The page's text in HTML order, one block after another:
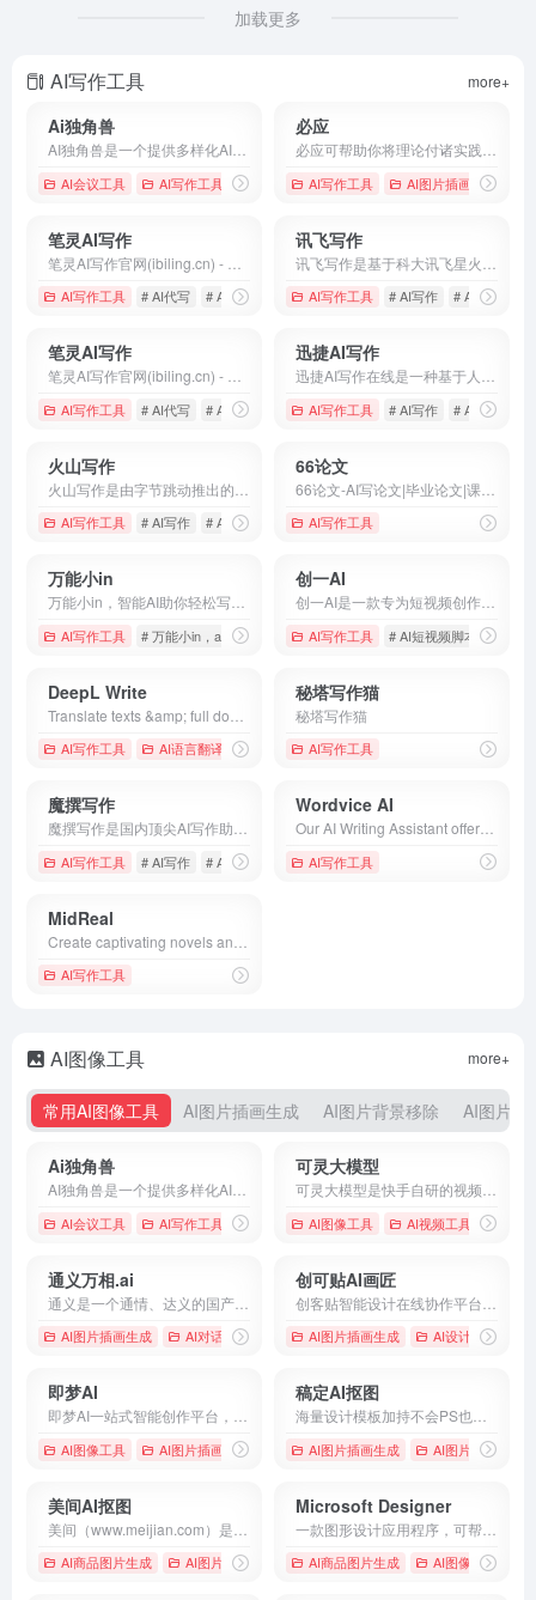
加载更多
AI写作工具 more+
Ai独角兽
AI会议工具 AI写作工具 # AI助手 # Ai独角兽 # 人工智能
必应
AI写作工具 AI图片插画生成
笔灵AI写作
AI写作工具 # AI代写 # AI写作 # AI写作免费
讯飞写作
AI写作工具 # AI写作 # AI智能写作
笔灵AI写作
AI写作工具 # AI代写 # AI写作 # AI写作免费
迅捷AI写作
AI写作工具 # AI写作 # AI智能写作
火山写作
AI写作工具 # AI写作 # AI润色 # AI生成
66论文
AI写作工具
万能小in
AI写作工具 # 万能小in，ai智能写作，AI创作，智能写作生成器，大语言模型
创一AI
AI写作工具 # AI短视频脚本 # 创作
DeepL Write
AI写作工具 AI语言翻译
秘塔写作猫
秘塔写作猫
AI写作工具
魔撰写作
AI写作工具 # AI写作 # AI洗稿 # grammarly
Wordvice AI
AI写作工具
MidReal
AI写作工具
AI图像工具
常用AI图像工具 AI图片插画生成 AI图片背景移除 AI图片无
more+
Ai独角兽
AI会议工具 AI写作工具 # AI助手 # Ai独角兽 # 人工智能
可灵大模型
AI图像工具 AI视频工具
通义万相.ai
AI图片插画生成 AI对话聊天 # AI PPT # AI写作 # AI搜索
创可贴AI画匠
AI图片插画生成 AI设计工具
即梦AI
AI图像工具 AI图片插画生成 # AIGC # AI作画 # AI创作图片
稿定AI抠图
AI图片插画生成 AI图片背景移除
美间AI抠图
AI商品图片生成 AI图片优化修复 # 软装设计方案，装修效果图，免费软装
Microsoft Designer
AI商品图片生成 AI图像工具